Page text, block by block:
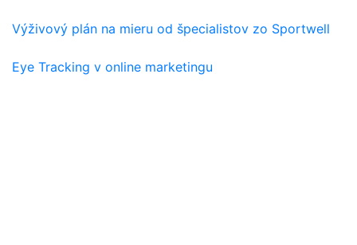
Výživový plán na mieru od špecialistov zo Sportwell
Eye Tracking v online marketingu